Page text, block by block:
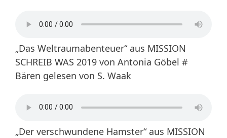
„Das Weltraumabenteuer“ aus MISSION
SCHREIB WAS 2019 von Antonia Göbel #
Bären gelesen von S. Waak
„Der verschwundene Hamster“ aus MISSION